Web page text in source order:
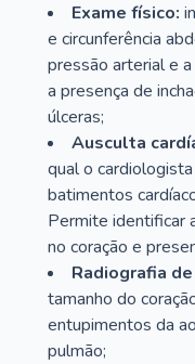
Exame físico:
e circunferência
pressão arterial e
a presença de
úlceras;
Ausculta
qual o
batimentos
Permite identificar
no coração e
Radiografia
tamanho do
entupimentos da
pulmão;